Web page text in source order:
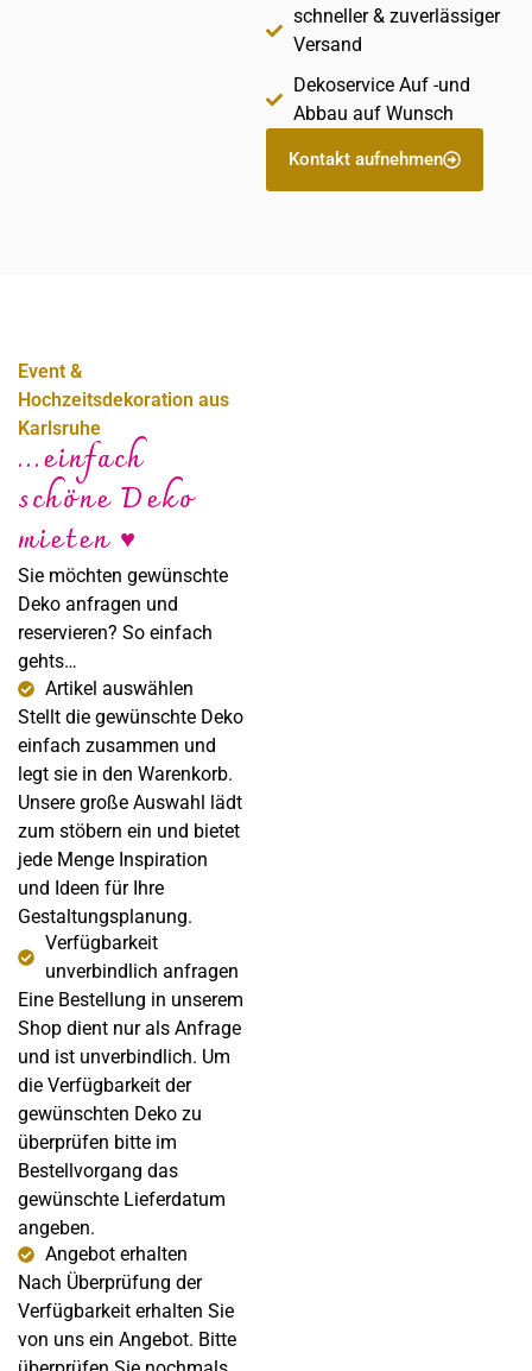
schneller & zuverlässiger
Versand
Dekoservice Auf -und
Abbau auf Wunsch
Kontakt aufnehmen
Event &
Hochzeitsdekoration aus
Karlsruhe
...einfach
schöne Deko
mieten ♥
Sie möchten gewünschte
Deko anfragen und
reservieren? So einfach
gehts…
Artikel auswählen
Stellt die gewünschte Deko
einfach zusammen und
legt sie in den Warenkorb.
Unsere große Auswahl lädt
zum stöbern ein und bietet
jede Menge Inspiration
und Ideen für Ihre
Gestaltungsplanung.
Verfügbarkeit
unverbindlich anfragen
Eine Bestellung in unserem
Shop dient nur als Anfrage
und ist unverbindlich. Um
die Verfügbarkeit der
gewünschten Deko zu
überprüfen bitte im
Bestellvorgang das
gewünschte Lieferdatum
angeben.
Angebot erhalten
Nach Überprüfung der
Verfügbarkeit erhalten Sie
von uns ein Angebot. Bitte